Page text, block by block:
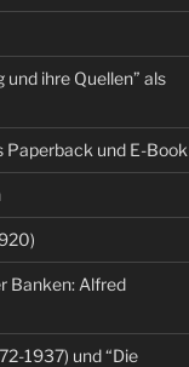
ihre Quellen” als
Paperback und E-Book
Banken: Alfred
1937) und “Die